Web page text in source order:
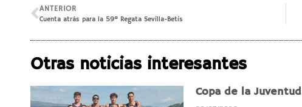
ANTERIOR
Cuenta atrás para la 59ª Regata Sevilla-Betis
Otras noticias interesantes
Copa de la Juventud